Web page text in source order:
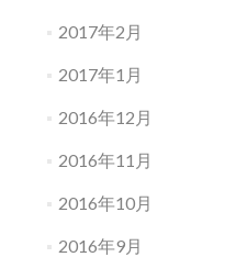
2017年2月
2017年1月
2016年12月
2016年11月
2016年10月
2016年9月